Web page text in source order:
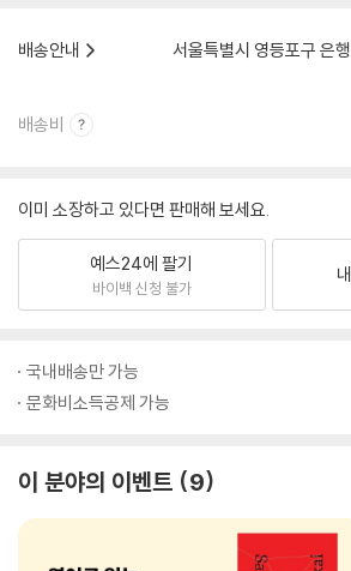
배송안내
서울특별시 영등포구 은
배송비
이미 소장하고 있다면 판매해 보세요.
예스24에 팔기
바이백 신청 불가
국내배송만 가능
문화비소득공제 가능
이 분야의 이벤트 9